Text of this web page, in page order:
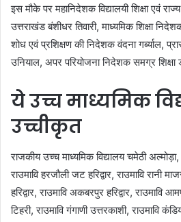
इस मौके पर महानिदेशक विद्यालयी शिक्षा एवं
उत्तराखंड बंशीधर तिवारी, माध्यमिक शिक्षा
शोध एवं प्रशिक्षण की निदेशक वंदना गर्ब्याल,
उनियाल, अपर परियोजना निदेशक समग्र
ये उच्च माध्यमिक
उच्चीकृत
राजकीय उच्च माध्यमिक विद्यालय चमेठी अल्मोड़ा,
राउमावि हरजौली जट हरिद्वार, राउमावि रानी
हरिद्वार, राउमावि अकबरपुर हरिद्वार, राउमावि
टिहरी, राउमावि गंगाणी उत्तरकाशी, राउमावि